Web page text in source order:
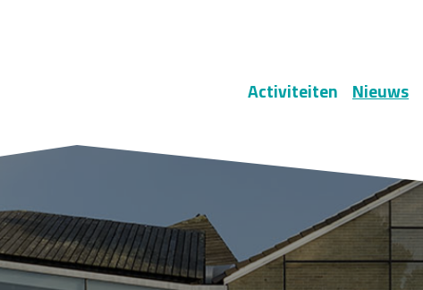
Activiteiten Nieuws